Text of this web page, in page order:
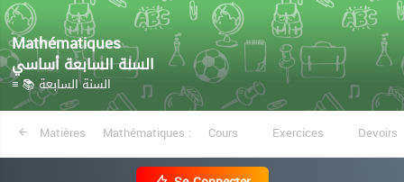
Mathématiques
السنة السابعة أساسي
≡ 📚 السنة السابعة
Matières Mathématiques : Cours Exercices Devoirs